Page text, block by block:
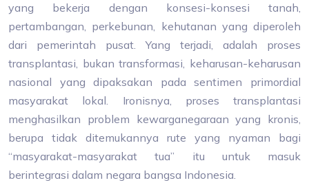
yang bekerja dengan konsesi-konsesi tanah,
pertambangan, perkebunan, kehutanan yang diperoleh
dari pemerintah pusat. Yang terjadi, adalah proses
transplantasi, bukan transformasi, keharusan-keharusan
nasional yang dipaksakan pada sentimen primordial
masyarakat lokal. Ironisnya, proses transplantasi
menghasilkan problem kewarganegaraan yang kronis,
berupa tidak ditemukannya rute yang nyaman bagi
“masyarakat-masyarakat tua” itu untuk masuk
berintegrasi dalam negara bangsa Indonesia.